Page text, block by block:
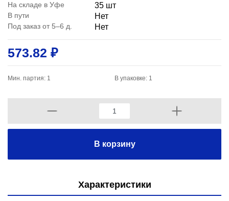
На складе в Уфе 35 шт
В пути Нет
Под заказ от 5–6 д. Нет
573.82 ₽
Мин. партия: 1 В упаковке: 1
В корзину
Характеристики